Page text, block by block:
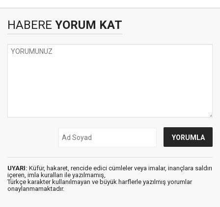
HABERE YORUM KAT
UYARI: Küfür, hakaret, rencide edici cümleler veya imalar, inançlara saldırı
içeren, imla kuralları ile yazılmamış,
Türkçe karakter kullanılmayan ve büyük harflerle yazılmış yorumlar
onaylanmamaktadır.